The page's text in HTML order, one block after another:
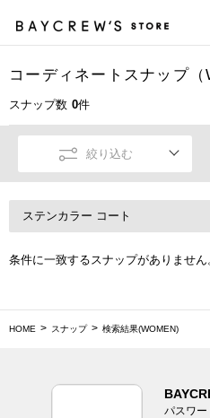
コーディネートスナップ（
スナップ数 0件
絞り込む
ステンカラー コート
条件に一致するスナップがありません
HOME スナップ 検索結果(WOMEN)
パスワー